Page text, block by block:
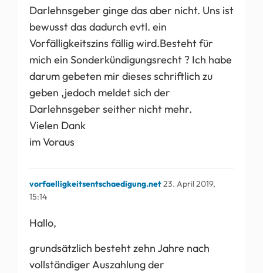
Darlehnsgeber ginge das aber nicht. Uns ist
bewusst das dadurch evtl. ein
Vorfälligkeitszins fällig wird.Besteht für
mich ein Sonderkündigungsrecht ? Ich habe
darum gebeten mir dieses schriftlich zu
geben ,jedoch meldet sich der
Darlehnsgeber seither nicht mehr.
Vielen Dank
im Voraus
vorfaelligkeitsentschaedigung.net 23. April 2019,
15:14
Hallo,
grundsätzlich besteht zehn Jahre nach
vollständiger Auszahlung der